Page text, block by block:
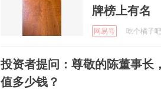
牌榜上有名
网易号 吃个橘子
投资者提问：尊敬的陈董事长
值多少钱？